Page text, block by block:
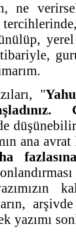
ne
yerel
itibariyle,
''
ana
yazımı